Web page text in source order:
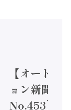
【オートメ
ョン新聞
No.453】フ